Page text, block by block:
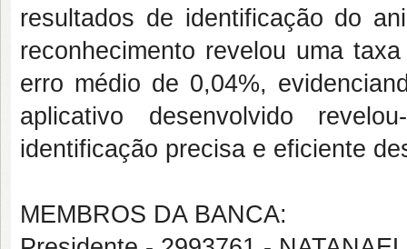
resultados de identificação do
reconhecimento revelou uma
erro médio de 0,04%,
aplicativo desenvolvido
identificação precisa e eficiente
MEMBROS DA BANCA: